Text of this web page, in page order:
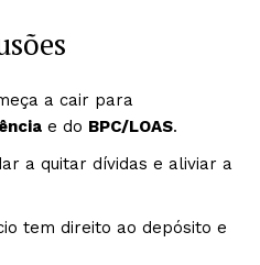
a cair para
e do BPC/LOAS.
a quitar dívidas e aliviar a
tem direito ao depósito e